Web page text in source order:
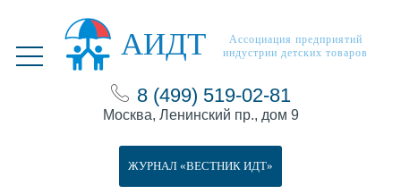
АИДТ
Ассоциация предприятий
индустрии детских товаров
8 (499) 519-02-81
Москва, Ленинский пр., дом 9
ЖУРНАЛ «ВЕСТНИК ИДТ»